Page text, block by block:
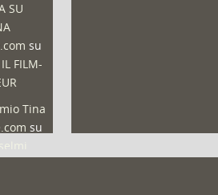
SU
su
FILM-
Tina
su